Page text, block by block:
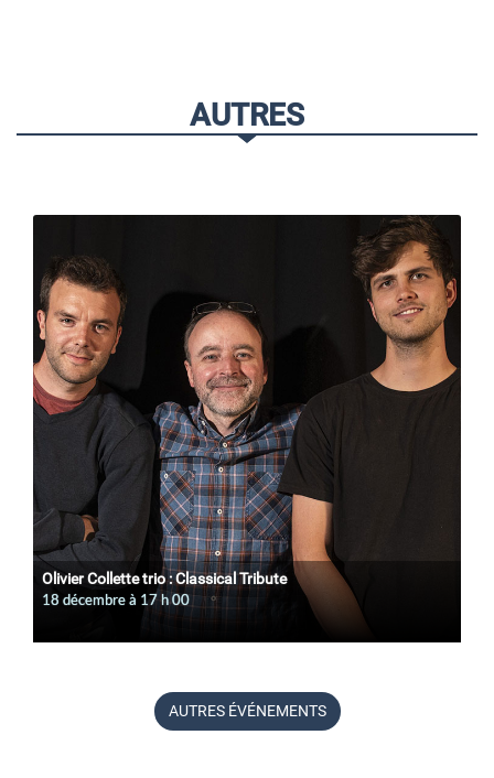
AUTRES
Olivier Collette trio : Classical Tribute
18 décembre à 17 h 00
AUTRES ÉVÉNEMENTS